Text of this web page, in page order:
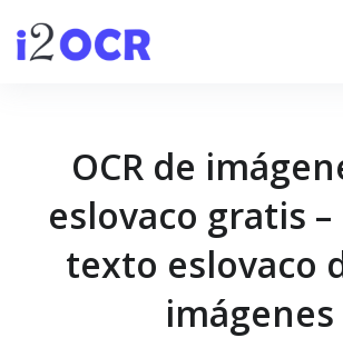
OCR de
eslovaco gratis –
texto eslovaco
imágenes